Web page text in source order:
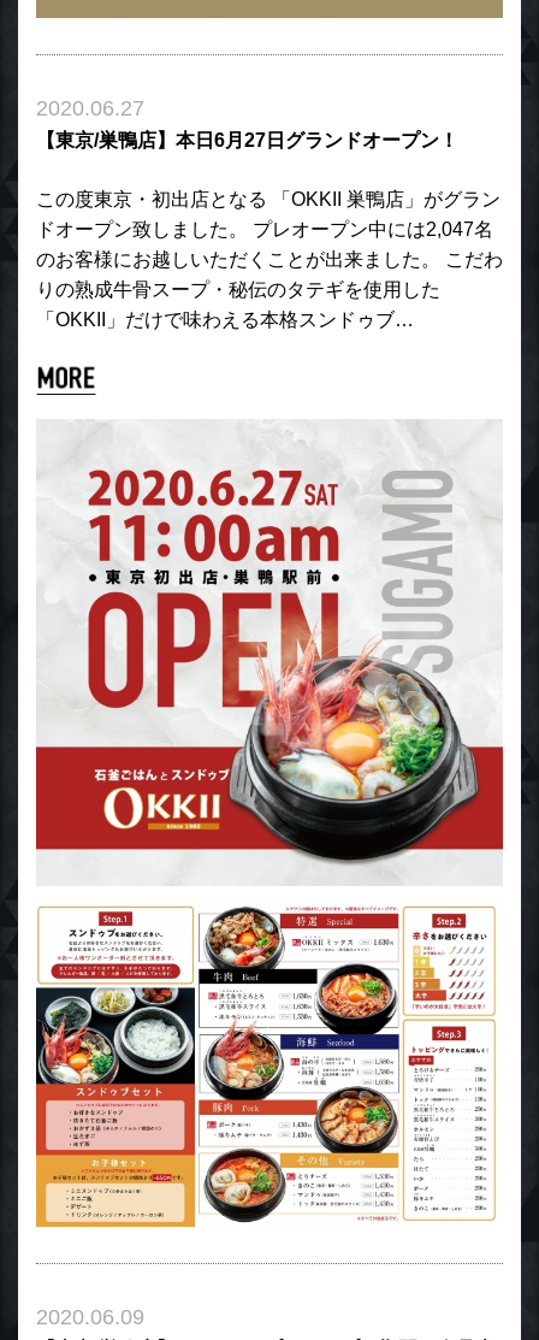
2020.06.27
【東京/巣鴨店】本日6月27日グランドオープン！
この度東京・初出店となる 「OKKII 巣鴨店」がグラン
ドオープン致しました。 プレオープン中には2,047名
のお客様にお越しいただくことが出来ました。 こだわ
りの熟成牛骨スープ・秘伝のタテギを使用した
「OKKII」だけで味わえる本格スンドゥブ…
2020.06.09